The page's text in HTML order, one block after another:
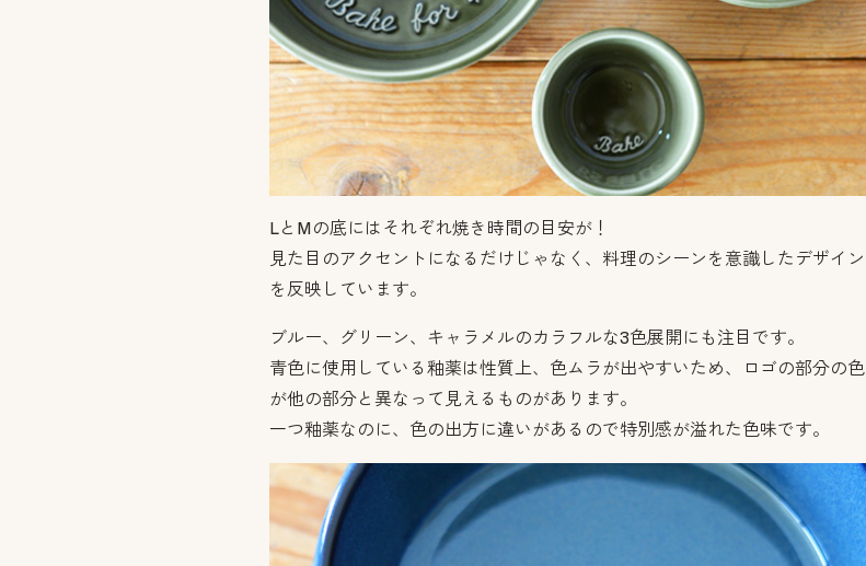
LとMの底にはそれぞれ焼き時間の目安が！
見た目のアクセントになるだけじゃなく、料理のシーンを意識したデザイン
を反映しています。
ブルー、グリーン、キャラメルのカラフルな3色展開にも注目です。
青色に使用している釉薬は性質上、色ムラが出やすいため、ロゴの部分の色
が他の部分と異なって見えるものがあります。
一つ釉薬なのに、色の出方に違いがあるので特別感が溢れた色味です。